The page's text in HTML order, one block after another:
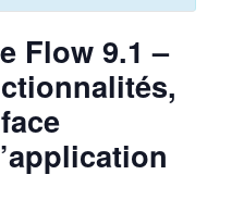
Flow 9.1 –